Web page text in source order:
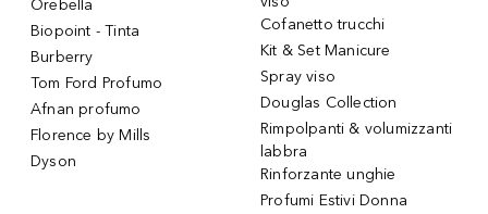
Orebella
Biopoint - Tinta
Burberry
Tom Ford Profumo
Afnan profumo
Florence by Mills
Dyson
Cofanetto trucchi
Kit & Set Manicure
Spray viso
Douglas Collection
Rimpolpanti & volumizzanti
labbra
Rinforzante unghie
Profumi Estivi Donna